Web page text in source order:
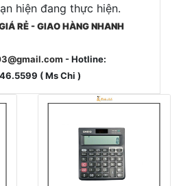
hiện đang thực hiện.
RẺ - GIAO HÀNG NHANH
- Hotline:
( Ms Chi )